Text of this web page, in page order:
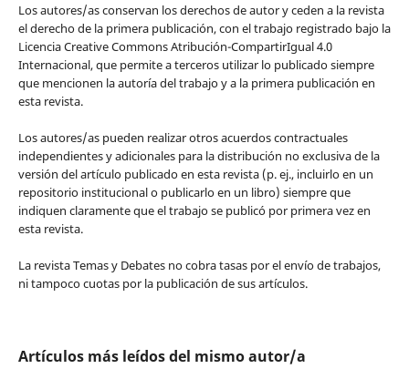
Los autores/as conservan los derechos de autor y ceden a la revista
el derecho de la primera publicación, con el trabajo registrado bajo la
Licencia Creative Commons Atribución-CompartirIgual 4.0
Internacional, que permite a terceros utilizar lo publicado siempre
que mencionen la autoría del trabajo y a la primera publicación en
esta revista.
Los autores/as pueden realizar otros acuerdos contractuales
independientes y adicionales para la distribución no exclusiva de la
versión del artículo publicado en esta revista (p. ej., incluirlo en un
repositorio institucional o publicarlo en un libro) siempre que
indiquen claramente que el trabajo se publicó por primera vez en
esta revista.
La revista Temas y Debates no cobra tasas por el envío de trabajos,
ni tampoco cuotas por la publicación de sus artículos.
Artículos más leídos del mismo autor/a